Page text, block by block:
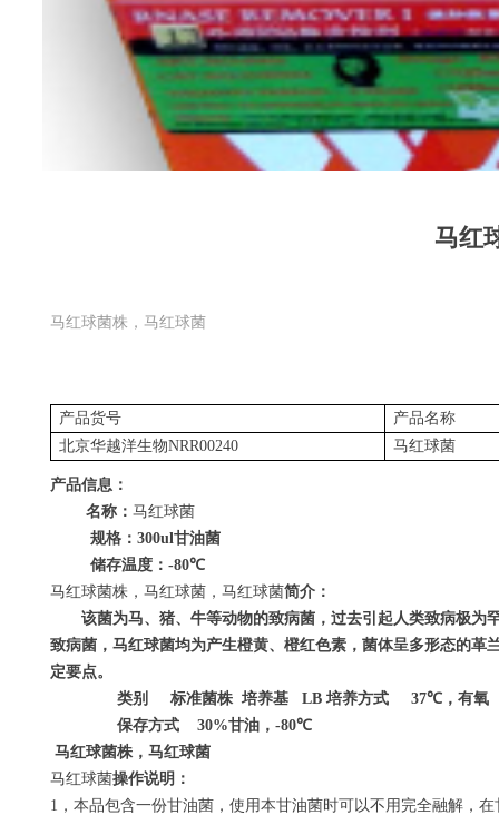
马红
马红球菌株，马红球菌
产品货号
产品名称
北京华越洋生物NRR00240 马红球菌
产品信息：
名称： 马红球菌
规格： 300ul甘油菌
储存温度： -80℃
马红球菌株，马红球菌，马红球菌简介：
该菌为马、猪、牛等动物的致病菌，过去引起人类致病极
致病菌，马红球菌均为产生橙黄、橙红色素，菌体呈多形态的
定要点。
类别
标准菌株 培养基 LB 培养方式 37℃ ，有氧
保存方式 30%甘油， -80℃
马红球菌株，马红球菌
马红球菌操作说明：
1 ，本品包含一份甘油菌，使用本甘油菌时可以不用完全融解，